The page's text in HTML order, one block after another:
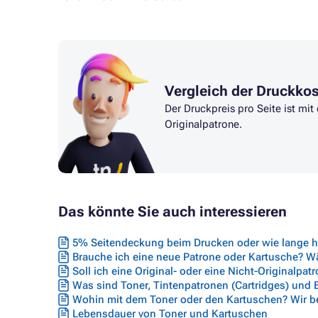
Vergleich der
Der Druckpreis pro Seite ist
Originalpatrone.
Das könnte Sie auch interessieren
5% Seitendeckung beim Drucken oder wie lange
Brauche ich eine neue Patrone oder Kartusche?
Soll ich eine Original- oder eine Nicht-
Was sind Toner, Tintenpatronen (Cartridges)
Wohin mit dem Toner oder den Kartuschen? Wir
Lebensdauer von Toner und Kartuschen